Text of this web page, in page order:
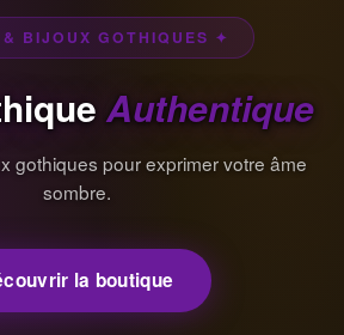
BIJOUX GOTHIQUES ✦
Authentique
gothiques pour exprimer votre âme
sombre.
la boutique